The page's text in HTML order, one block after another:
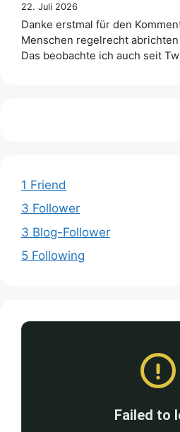
22. Juli 2026
Danke erstmal für den
Menschen regelrecht
Das beobachte ich auch seit
1 Friend
3 Follower
3 Blog-Follower
5 Following